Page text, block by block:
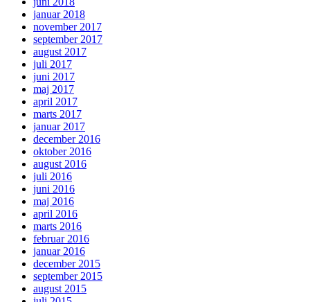
januar 2018
november 2017
september 2017
august 2017
juli 2017
juni 2017
maj 2017
april 2017
marts 2017
januar 2017
december 2016
oktober 2016
august 2016
juli 2016
juni 2016
maj 2016
april 2016
marts 2016
februar 2016
januar 2016
december 2015
september 2015
august 2015